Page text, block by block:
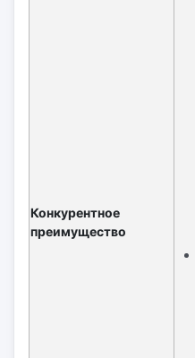
Конкурентное
преимущество